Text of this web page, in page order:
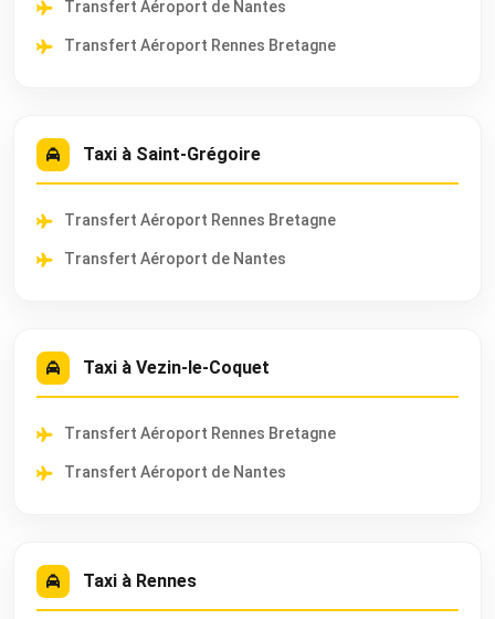
Transfert Aéroport de Nantes
Transfert Aéroport Rennes Bretagne
Taxi à Saint-Grégoire
Transfert Aéroport Rennes Bretagne
Transfert Aéroport de Nantes
Taxi à Vezin-le-Coquet
Transfert Aéroport Rennes Bretagne
Transfert Aéroport de Nantes
Taxi à Rennes